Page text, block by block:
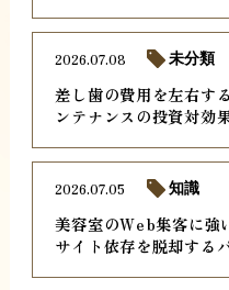
差し歯の費用を左右す
ンテナンスの投資対効
2026.07.08 未分類
美容室のWeb集客に強
サイト依存を脱却する
2026.07.05 知識